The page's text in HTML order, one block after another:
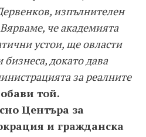
изпълнителен
че академията
устои, ще oвласти
бизнеса, докато дава
за реалните
той.
Центъра за
и гражданска